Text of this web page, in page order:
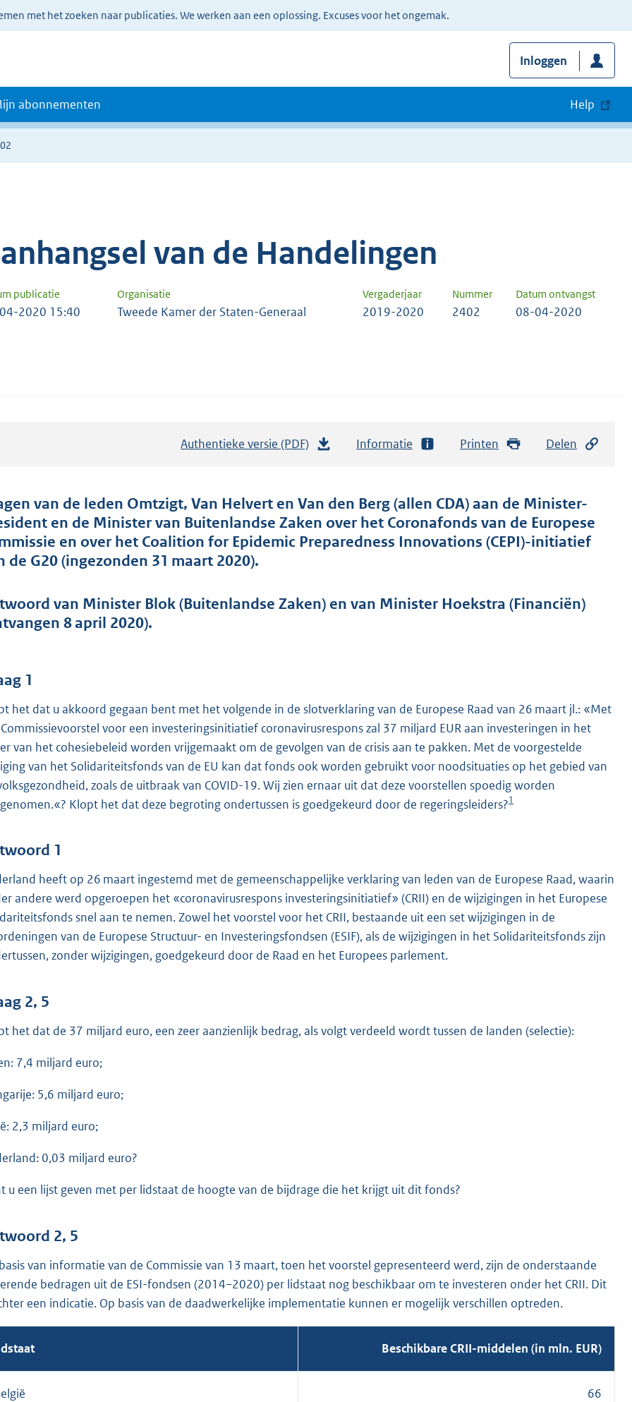
met het zoeken naar publicaties. We werken aan een oplossing. Excuses voor het ongemak.
Inloggen
abonnementen Help
van de Handelingen
publicatie Organisatie Vergaderjaar Nummer Datum ontvangst
2020 15:40 Tweede Kamer der Staten-Generaal 2019-2020 2402 08-04-2020
Authentieke versie (PDF)
t
a
n
e
:
5
9
K
b
Informatie Printen Delen
van de leden Omtzigt, Van Helvert en Van den Berg (allen CDA) aan de Minister-
en de Minister van Buitenlandse Zaken over het Coronafonds van de Europese
en over het Coalition for Epidemic Preparedness Innovations (CEPI)-initiatief
de G20 (ingezonden 31 maart 2020).
van Minister Blok (Buitenlandse Zaken) en van Minister Hoekstra (Financiën)
8 april 2020).
1
het dat u akkoord gegaan bent met het volgende in de slotverklaring van de Europese Raad van 26 maart jl.: «Met
voor een investeringsinitiatief coronavirusrespons zal 37 miljard EUR aan investeringen in het
van het cohesiebeleid worden vrijgemaakt om de gevolgen van de crisis aan te pakken. Met de voorgestelde
van het Solidariteitsfonds van de EU kan dat fonds ook worden gebruikt voor noodsituaties op het gebied van
zoals de uitbraak van COVID-19. Wij zien ernaar uit dat deze voorstellen spoedig worden
Klopt het dat deze begroting ondertussen is goedgekeurd door de regeringsleiders?1
1
heeft op 26 maart ingestemd met de gemeenschappelijke verklaring van leden van de Europese Raad, waarin
andere werd opgeroepen het «coronavirusrespons investeringsinitiatief» (CRII) en de wijzigingen in het Europese
snel aan te nemen. Zowel het voorstel voor het CRII, bestaande uit een set wijzigingen in de
van de Europese Structuur- en Investeringsfondsen (ESIF), als de wijzigingen in het Solidariteitsfonds zijn
zonder wijzigingen, goedgekeurd door de Raad en het Europees parlement.
2, 5
het dat de 37 miljard euro, een zeer aanzienlijk bedrag, als volgt verdeeld wordt tussen de landen (selectie):
7,4 miljard euro;
5,6 miljard euro;
2,3 miljard euro;
0,03 miljard euro?
u een lijst geven met per lidstaat de hoogte van de bijdrage die het krijgt uit dit fonds?
2, 5
van informatie van de Commissie van 13 maart, toen het voorstel gepresenteerd werd, zijn de onderstaande
bedragen uit de ESI-fondsen (2014–2020) per lidstaat nog beschikbaar om te investeren onder het CRII. Dit
een indicatie. Op basis van de daadwerkelijke implementatie kunnen er mogelijk verschillen optreden.
Beschikbare CRII-middelen (in mln. EUR)
66